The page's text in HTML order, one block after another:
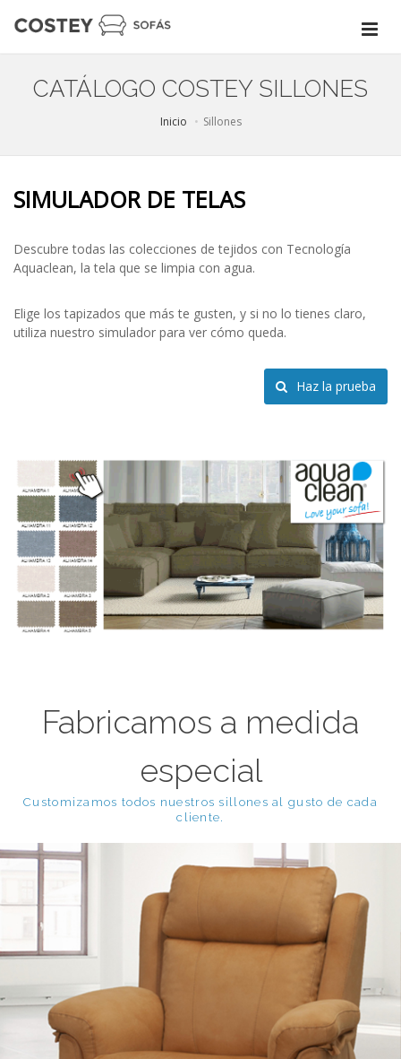
CATÁLOGO COSTEY SILLONES
Inicio Sillones
SIMULADOR DE TELAS
Descubre todas las colecciones de tejidos con Tecnología
Aquaclean, la tela que se limpia con agua.
Elige los tapizados que más te gusten, y si no lo tienes claro,
utiliza nuestro simulador para ver cómo queda.
Haz la prueba
Fabricamos a medida
especial
Customizamos todos nuestros sillones al gusto de cada
cliente.